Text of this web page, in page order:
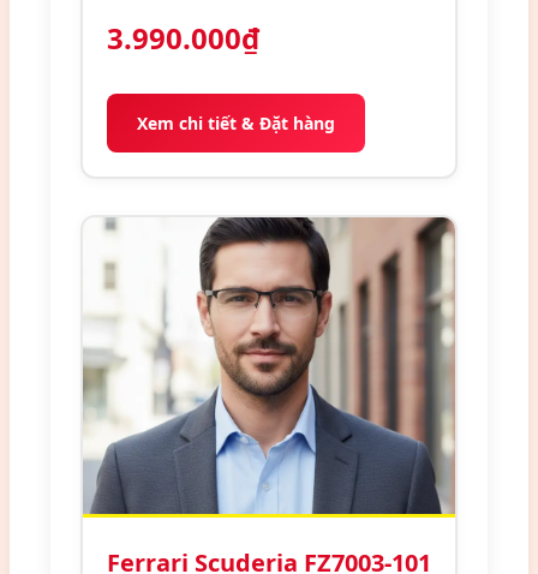
3.990.000₫
Xem chi tiết & Đặt hàng
Ferrari Scuderia FZ7003-101